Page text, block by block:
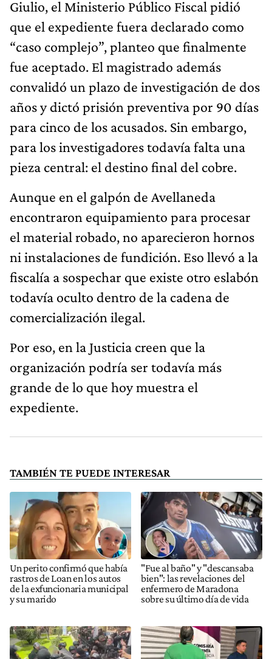
Giulio, el Ministerio Público Fiscal pidió
que el expediente fuera declarado como
“caso complejo”, planteo que finalmente
fue aceptado. El magistrado además
convalidó un plazo de investigación de dos
años y dictó prisión preventiva por 90 días
para cinco de los acusados. Sin embargo,
para los investigadores todavía falta una
pieza central: el destino final del cobre.
Aunque en el galpón de Avellaneda
encontraron equipamiento para procesar
el material robado, no aparecieron hornos
ni instalaciones de fundición. Eso llevó a la
fiscalía a sospechar que existe otro eslabón
todavía oculto dentro de la cadena de
comercialización ilegal.
Por eso, en la Justicia creen que la
organización podría ser todavía más
grande de lo que hoy muestra el
expediente.
TAMBIÉN TE PUEDE INTERESAR
Un perito confirmó que había
rastros de Loan en los autos
de la exfuncionaria municipal
y su marido
"Fue al baño" y "descansaba
bien": las revelaciones del
enfermero de Maradona
sobre su último día de vida